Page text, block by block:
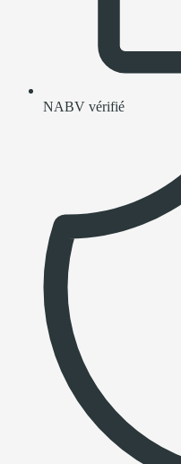
NABV vérifié